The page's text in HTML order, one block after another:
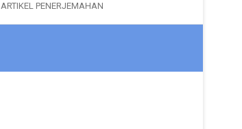
ARTIKEL PENERJEMAHAN